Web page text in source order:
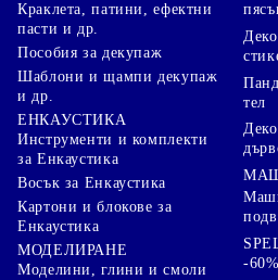
Краклета, патини, ефектни
пасти и др.
Пособия за декупаж
Шаблони и щампи декупаж
и др.
ЕНКАУСТИКА
Инструменти и комплекти
за Енкаустика
Восък за Енкаустика
Картони и блокове за
Енкаустика
МОДЕЛИРАНЕ
Моделини, глини и смоли
тел
-